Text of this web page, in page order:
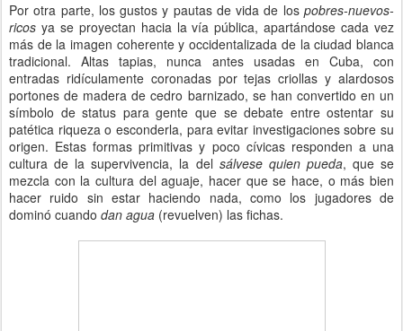
Por otra parte, los gustos y pautas de vida de los pobres-nuevos-
ricos ya se proyectan hacia la vía pública, apartándose cada vez
más de la imagen coherente y occidentalizada de la ciudad blanca
tradicional. Altas tapias, nunca antes usadas en Cuba, con
entradas ridículamente coronadas por tejas criollas y alardosos
portones de madera de cedro barnizado, se han convertido en un
símbolo de status para gente que se debate entre ostentar su
patética riqueza o esconderla, para evitar investigaciones sobre su
origen. Estas formas primitivas y poco cívicas responden a una
cultura de la supervivencia, la del sálvese quien pueda, que se
mezcla con la cultura del aguaje, hacer que se hace, o más bien
hacer ruido sin estar haciendo nada, como los jugadores de
dominó cuando dan agua (revuelven) las fichas.